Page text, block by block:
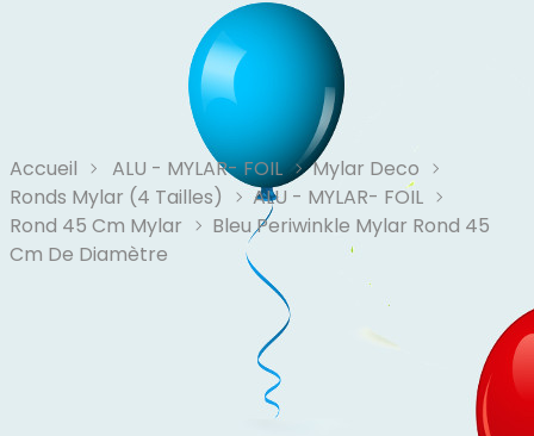
Accueil ALU - MYLAR- FOIL
Mylar Deco
Ronds Mylar (4 Tailles)
ALU - MYLAR- FOIL
Rond 45 Cm Mylar
Bleu Periwinkle Mylar Rond 45
Cm De Diamètre